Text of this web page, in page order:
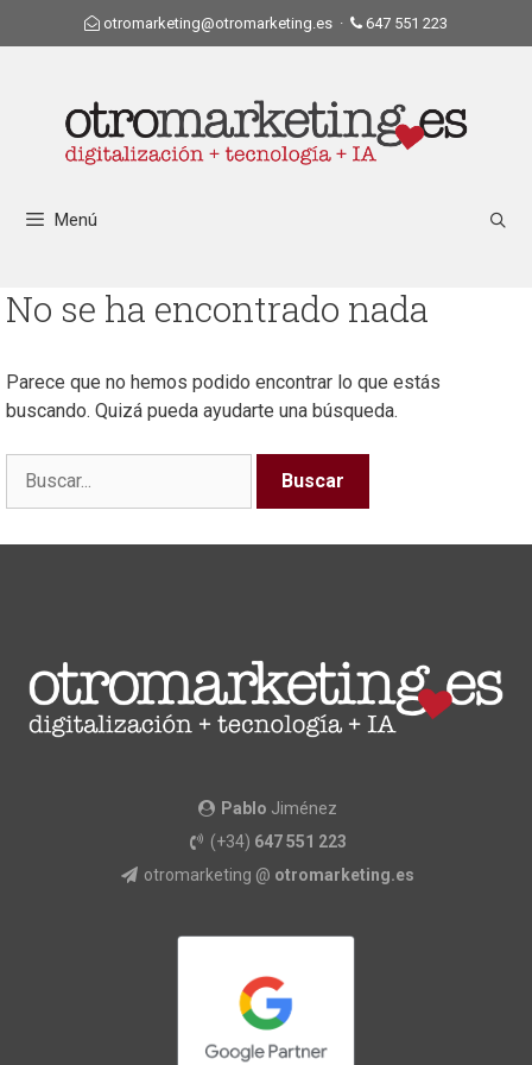
otromarketing@otromarketing.es · 647 551 223
Menú
No se ha encontrado nada
Parece que no hemos podido encontrar lo que estás
buscando. Quizá pueda ayudarte una búsqueda.
Pablo Jiménez
(+34) 647 551 223
otromarketing @ otromarketing.es